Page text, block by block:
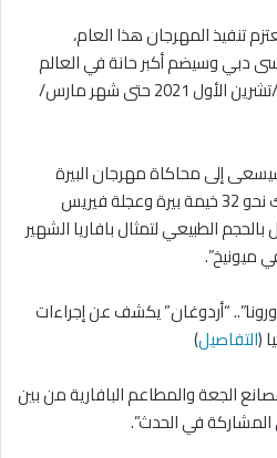
تنفيذ المهرجان هذا العام،
وسيضم أكبر حانة في العالم
وحفلة شرب تستمر من 7 أكتوبر/تشرين الأول 2021 حتى شهر مارس/
إلى محاكاة مهرجان البيرة
الأصلي في ميونيخ، ويتضمن ذلك نحو 32 خيمة بيرة وعجلة فيريس
الطبيعي لتمثال بافاريا الشهير
ميونيخ”.
“أردوغان” يكشف عن إجراءات
(التفاصيل)
الجعة والمطاعم البافارية من بين